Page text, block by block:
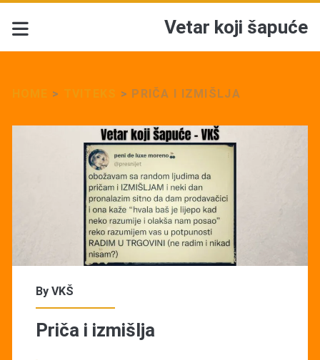
Vetar koji šapuće
> > PRIČA I IZMIŠLJA
By VKŠ
Priča i izmišlja